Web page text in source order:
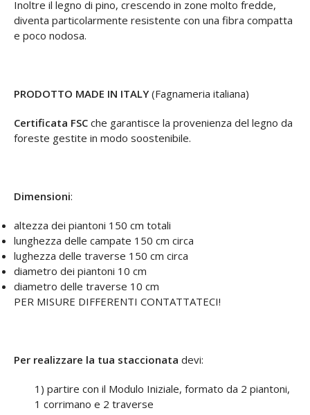
Inoltre il legno di pino, crescendo in zone molto fredde,
diventa particolarmente resistente con una fibra compatta
e poco nodosa.
PRODOTTO MADE IN ITALY (Fagnameria italiana)
Certificata FSC che garantisce la provenienza del legno da
foreste gestite in modo soostenibile.
Dimensioni:
altezza dei piantoni 150 cm totali
lunghezza delle campate 150 cm circa
lughezza delle traverse 150 cm circa
diametro dei piantoni 10 cm
diametro delle traverse 10 cm
PER MISURE DIFFERENTI CONTATTATECI!
Per realizzare la tua staccionata devi:
1) partire con il Modulo Iniziale, formato da 2 piantoni,
1 corrimano e 2 traverse